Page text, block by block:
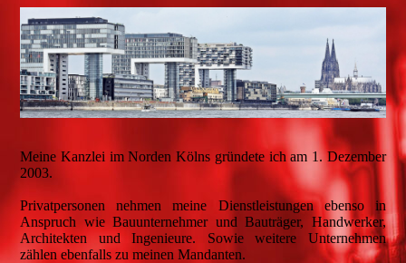
Meine Kanzlei im Norden Kölns gründete ich am 1. Dezember
2003.
Privatpersonen nehmen meine Dienstleistungen ebenso in
Anspruch wie Bauunternehmer und Bauträger, Handwerker,
Architekten und Ingenieure. Sowie weitere Unternehmen
zählen ebenfalls zu meinen Mandanten.